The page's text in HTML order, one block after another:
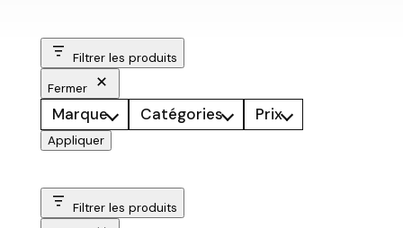
Filtrer les produits
Fermer
Marque Catégories Prix
Appliquer
Filtrer les produits